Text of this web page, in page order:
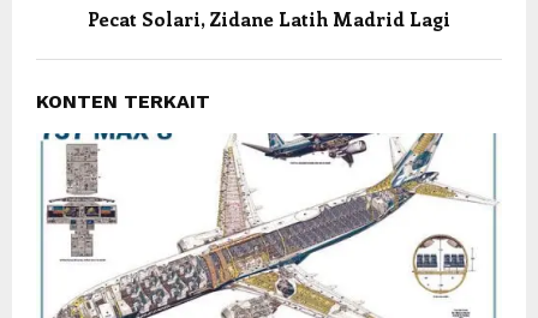
Pecat Solari, Zidane Latih Madrid Lagi
KONTEN TERKAIT